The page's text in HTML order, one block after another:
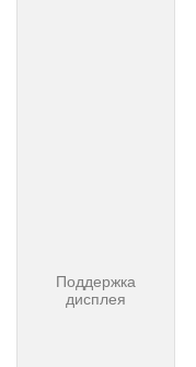
Поддержка
дисплея